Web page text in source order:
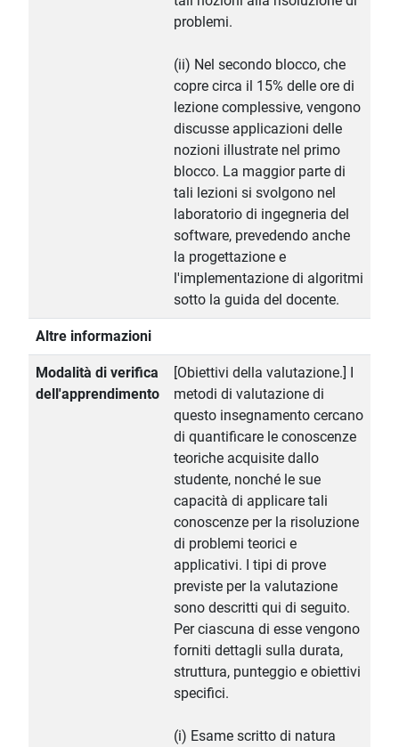
problemi.
(ii) Nel secondo blocco, che
copre circa il 15% delle ore di
lezione complessive, vengono
discusse applicazioni delle
nozioni illustrate nel primo
blocco. La maggior parte di
tali lezioni si svolgono nel
laboratorio di ingegneria del
software, prevedendo anche
la progettazione e
l'implementazione di algoritmi
sotto la guida del docente.
Altre informazioni
Modalità di verifica
dell'apprendimento
[Obiettivi della valutazione.] I
metodi di valutazione di
questo insegnamento cercano
di quantificare le conoscenze
teoriche acquisite dallo
studente, nonché le sue
capacità di applicare tali
conoscenze per la risoluzione
di problemi teorici e
applicativi. I tipi di prove
previste per la valutazione
sono descritti qui di seguito.
Per ciascuna di esse vengono
forniti dettagli sulla durata,
struttura, punteggio e obiettivi
specifici.
(i) Esame scritto di natura